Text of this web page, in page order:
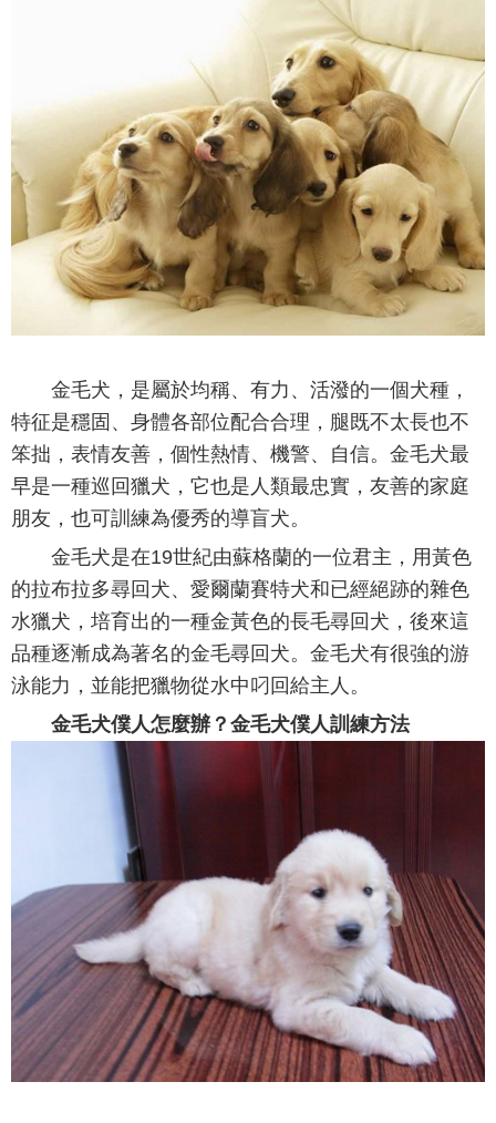
金毛犬，是屬於均稱、有力、活潑的一個犬種，
特征是穩固、身體各部位配合合理，腿既不太長也不
笨拙，表情友善，個性熱情、機警、自信。金毛犬最
早是一種巡回獵犬，它也是人類最忠實，友善的家庭
朋友，也可訓練為優秀的導盲犬。
金毛犬是在19世紀由蘇格蘭的一位君主，用黃色
的拉布拉多尋回犬、愛爾蘭賽特犬和已經絕跡的雜色
水獵犬，培育出的一種金黃色的長毛尋回犬，後來這
品種逐漸成為著名的金毛尋回犬。金毛犬有很強的游
泳能力，並能把獵物從水中叼回給主人。
金毛犬僕人怎麼辦？金毛犬僕人訓練方法